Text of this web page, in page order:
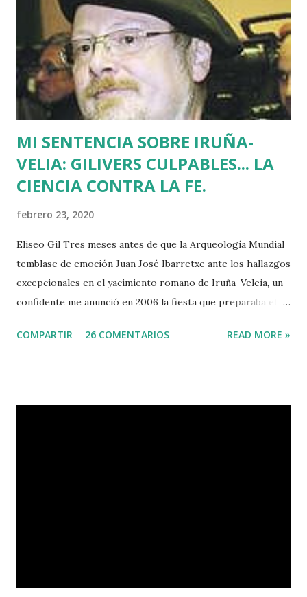
Euskadi dejaron de ser dominadas por ETA y su entorno
político. Nadie recuerda en Bilbao una manifestación mayor
que la que había pedido la liberación de Miguel Angel
Blanco horas antes de su asesinato: concentró a más de
medio millón de personas. Fuimos muchos los que
descubrimos que l...
MI SENTENCIA SOBRE IRUÑA-
VELIA: GILIVERS CULPABLES... LA
CIENCIA CONTRA LA FE.
febrero 23, 2020
Eliseo Gil Tres meses antes de que la Arqueología Mundial
temblase de emoción Juan José Ibarretxe ante los hallazgos
excepcionales en el yacimiento romano de Iruña-Veleia, un
confidente me anunció en 2006 la fiesta que preparaba el
primer calvario de la Cristiandad (con un sonrojante RIP en
COMPARTIR 26 COMENTARIOS READ MORE »